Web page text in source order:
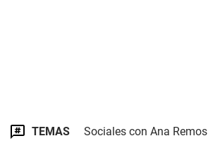
TEMAS Sociales con Ana Remos